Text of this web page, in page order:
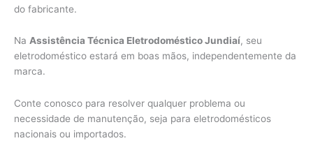
do fabricante.
Na Assistência Técnica Eletrodoméstico Jundiaí, seu
eletrodoméstico estará em boas mãos, independentemente da
marca.
Conte conosco para resolver qualquer problema ou
necessidade de manutenção, seja para eletrodomésticos
nacionais ou importados.